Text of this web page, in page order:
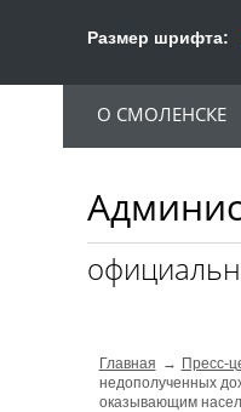
Размер шрифта:
О СМОЛЕНСКЕ
Главная Пресс-
недополученных
оказывающим